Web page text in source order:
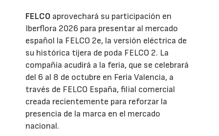
FELCO aprovechará su participación en
Iberflora 2026 para presentar al mercado
español la FELCO 2e, la versión eléctrica de
su histórica tijera de poda FELCO 2. La
compañía acudirá a la feria, que se celebrará
del 6 al 8 de octubre en Feria Valencia, a
través de FELCO España, filial comercial
creada recientemente para reforzar la
presencia de la marca en el mercado
nacional.